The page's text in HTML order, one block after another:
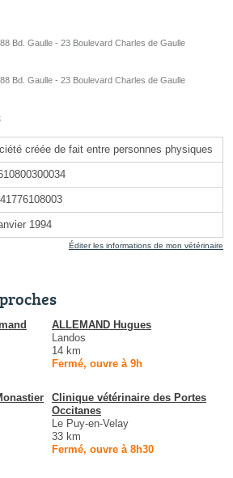
Bd. Gaulle - 23 Boulevard Charles de Gaulle
Bd. Gaulle - 23 Boulevard Charles de Gaulle
créée de fait entre personnes physiques
1994
Éditer les informations de mon vétérinaire
ALLEMAND Hugues
Landos
14 km
Fermé, ouvre à 9h
Clinique vétérinaire des Portes
Occitanes
Le Puy-en-Velay
33 km
Fermé, ouvre à 8h30